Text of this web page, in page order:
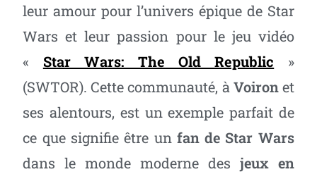
leur amour pour l’univers épique de Star
Wars et leur passion pour le jeu vidéo
« Star Wars: The Old Republic »
(SWTOR). Cette communauté, à Voironet
ses alentours, est un exemple parfait de
ce que signifie être un fan de Star Wars
dans le monde moderne des jeux en